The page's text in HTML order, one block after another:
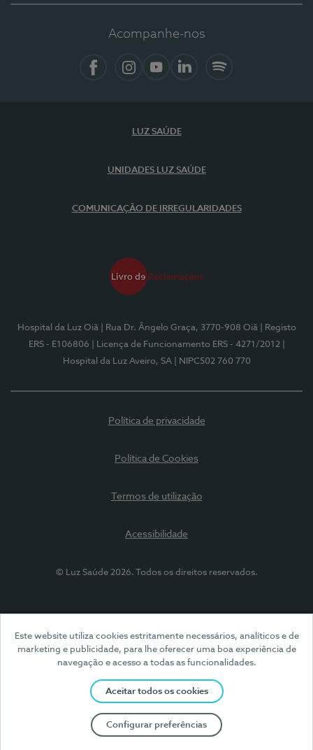
Este website utiliza cookies estritamente necessários, analíticos e de
marketing e publicidade, para lhe oferecer uma boa experiência de
navegação e acesso a todas as funcionalidades.
Aceitar todos os cookies
Configurar preferências
Acompanhe-nos
LUZ SAÚDE
UNIDADES LUZ SAÚDE
COMUNICAÇÃO DE IRREGULARIDADES
Hospital da Luz Oiã | Rua Dr. Ângelo Graça, 3770-908 Oiã
| Registo
ERS - E106806
| Licença de Funcionamento ERS - 4271/2012
Hospital da Luz Aveiro, SA
| NIPC502 760 770
Política de privacidade
Política de Cookies
Termos de utilização
Acessibilidade
© Luz Saúde 2026. Todos os direitos reservados.